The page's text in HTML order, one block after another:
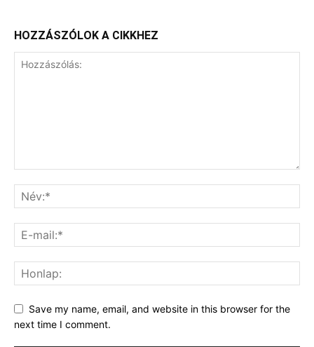
HOZZÁSZÓLOK A CIKKHEZ
Save my name, email, and website in this browser for the
next time I comment.